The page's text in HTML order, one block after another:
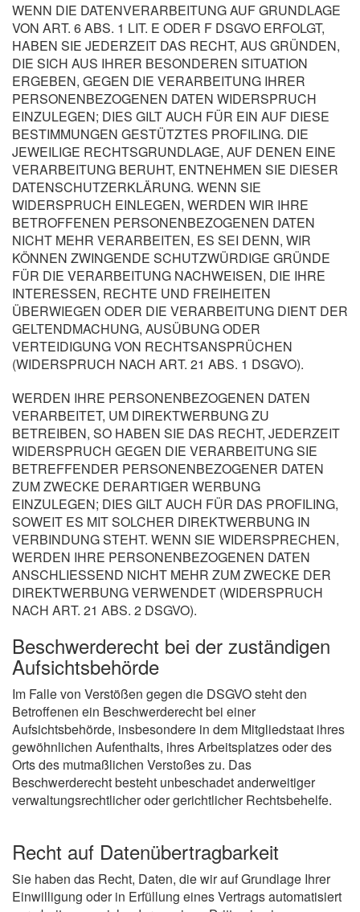
WENN DIE DATENVERARBEITUNG AUF GRUNDLAGE
VON ART. 6 ABS. 1 LIT. E ODER F DSGVO ERFOLGT,
HABEN SIE JEDERZEIT DAS RECHT, AUS GRÜNDEN,
DIE SICH AUS IHRER BESONDEREN SITUATION
ERGEBEN, GEGEN DIE VERARBEITUNG IHRER
PERSONENBEZOGENEN DATEN WIDERSPRUCH
EINZULEGEN; DIES GILT AUCH FÜR EIN AUF DIESE
BESTIMMUNGEN GESTÜTZTES PROFILING. DIE
JEWEILIGE RECHTSGRUNDLAGE, AUF DENEN EINE
VERARBEITUNG BERUHT, ENTNEHMEN SIE DIESER
DATENSCHUTZERKLÄRUNG. WENN SIE
WIDERSPRUCH EINLEGEN, WERDEN WIR IHRE
BETROFFENEN PERSONENBEZOGENEN DATEN
NICHT MEHR VERARBEITEN, ES SEI DENN, WIR
KÖNNEN ZWINGENDE SCHUTZWÜRDIGE GRÜNDE
FÜR DIE VERARBEITUNG NACHWEISEN, DIE IHRE
INTERESSEN, RECHTE UND FREIHEITEN
ÜBERWIEGEN ODER DIE VERARBEITUNG DIENT DER
GELTENDMACHUNG, AUSÜBUNG ODER
VERTEIDIGUNG VON RECHTSANSPRÜCHEN
(WIDERSPRUCH NACH ART. 21 ABS. 1 DSGVO).
WERDEN IHRE PERSONENBEZOGENEN DATEN
VERARBEITET, UM DIREKTWERBUNG ZU
BETREIBEN, SO HABEN SIE DAS RECHT, JEDERZEIT
WIDERSPRUCH GEGEN DIE VERARBEITUNG SIE
BETREFFENDER PERSONENBEZOGENER DATEN
ZUM ZWECKE DERARTIGER WERBUNG
EINZULEGEN; DIES GILT AUCH FÜR DAS PROFILING,
SOWEIT ES MIT SOLCHER DIREKTWERBUNG IN
VERBINDUNG STEHT. WENN SIE WIDERSPRECHEN,
WERDEN IHRE PERSONENBEZOGENEN DATEN
ANSCHLIESSEND NICHT MEHR ZUM ZWECKE DER
DIREKTWERBUNG VERWENDET (WIDERSPRUCH
NACH ART. 21 ABS. 2 DSGVO).
Beschwerde­recht bei der zuständigen
Aufsichts­behörde
Im Falle von Verstößen gegen die DSGVO steht den
Betroffenen ein Beschwerderecht bei einer
Aufsichtsbehörde, insbesondere in dem Mitgliedstaat ihres
gewöhnlichen Aufenthalts, ihres Arbeitsplatzes oder des
Orts des mutmaßlichen Verstoßes zu. Das
Beschwerderecht besteht unbeschadet anderweitiger
verwaltungsrechtlicher oder gerichtlicher Rechtsbehelfe.
Recht auf Daten­übertrag­barkeit
Sie haben das Recht, Daten, die wir auf Grundlage Ihrer
Einwilligung oder in Erfüllung eines Vertrags automatisiert